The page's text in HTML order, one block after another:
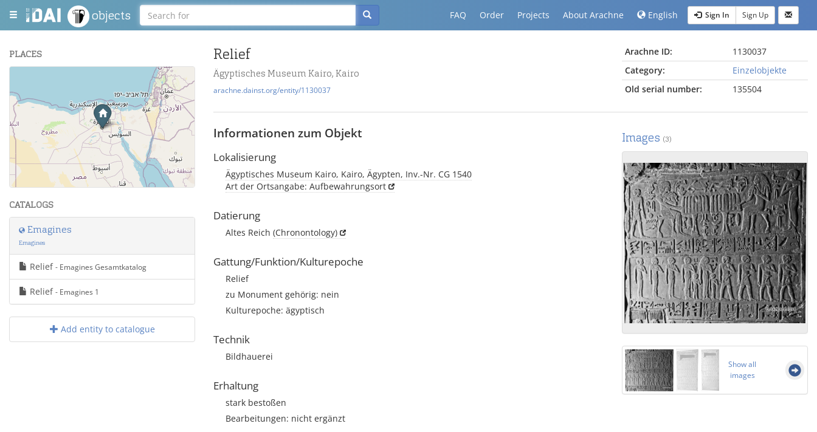
objects FAQ Order Projects About Arachne English Sign In Sign Up
PLACES
−
Leaflet| Maps and Data © OpenStreetMap
CATALOGS
Emagines
Emagines
Relief- Emagines Gesamtkatalog
Relief- Emagines 1
Add entity to catalogue
Relief
Ägyptisches Museum Kairo, Kairo
arachne.dainst.org/entity/1130037
Arachne ID:
1130037
Category:
Einzelobjekte
Old serial number:
135504
Informationen zum Objekt
Lokalisierung
Ägyptisches Museum Kairo, Kairo, Ägypten, Inv.-Nr. CG 1540
Art der Ortsangabe: Aufbewahrungsort
Datierung
Altes Reich (Chronontology)
Gattung/Funktion/Kulturepoche
Relief
zu Monument gehörig: nein
Kulturepoche: ägyptisch
Technik
Bildhauerei
Erhaltung
stark bestoßen
Bearbeitungen: nicht ergänzt
Images (3)
Show all
images